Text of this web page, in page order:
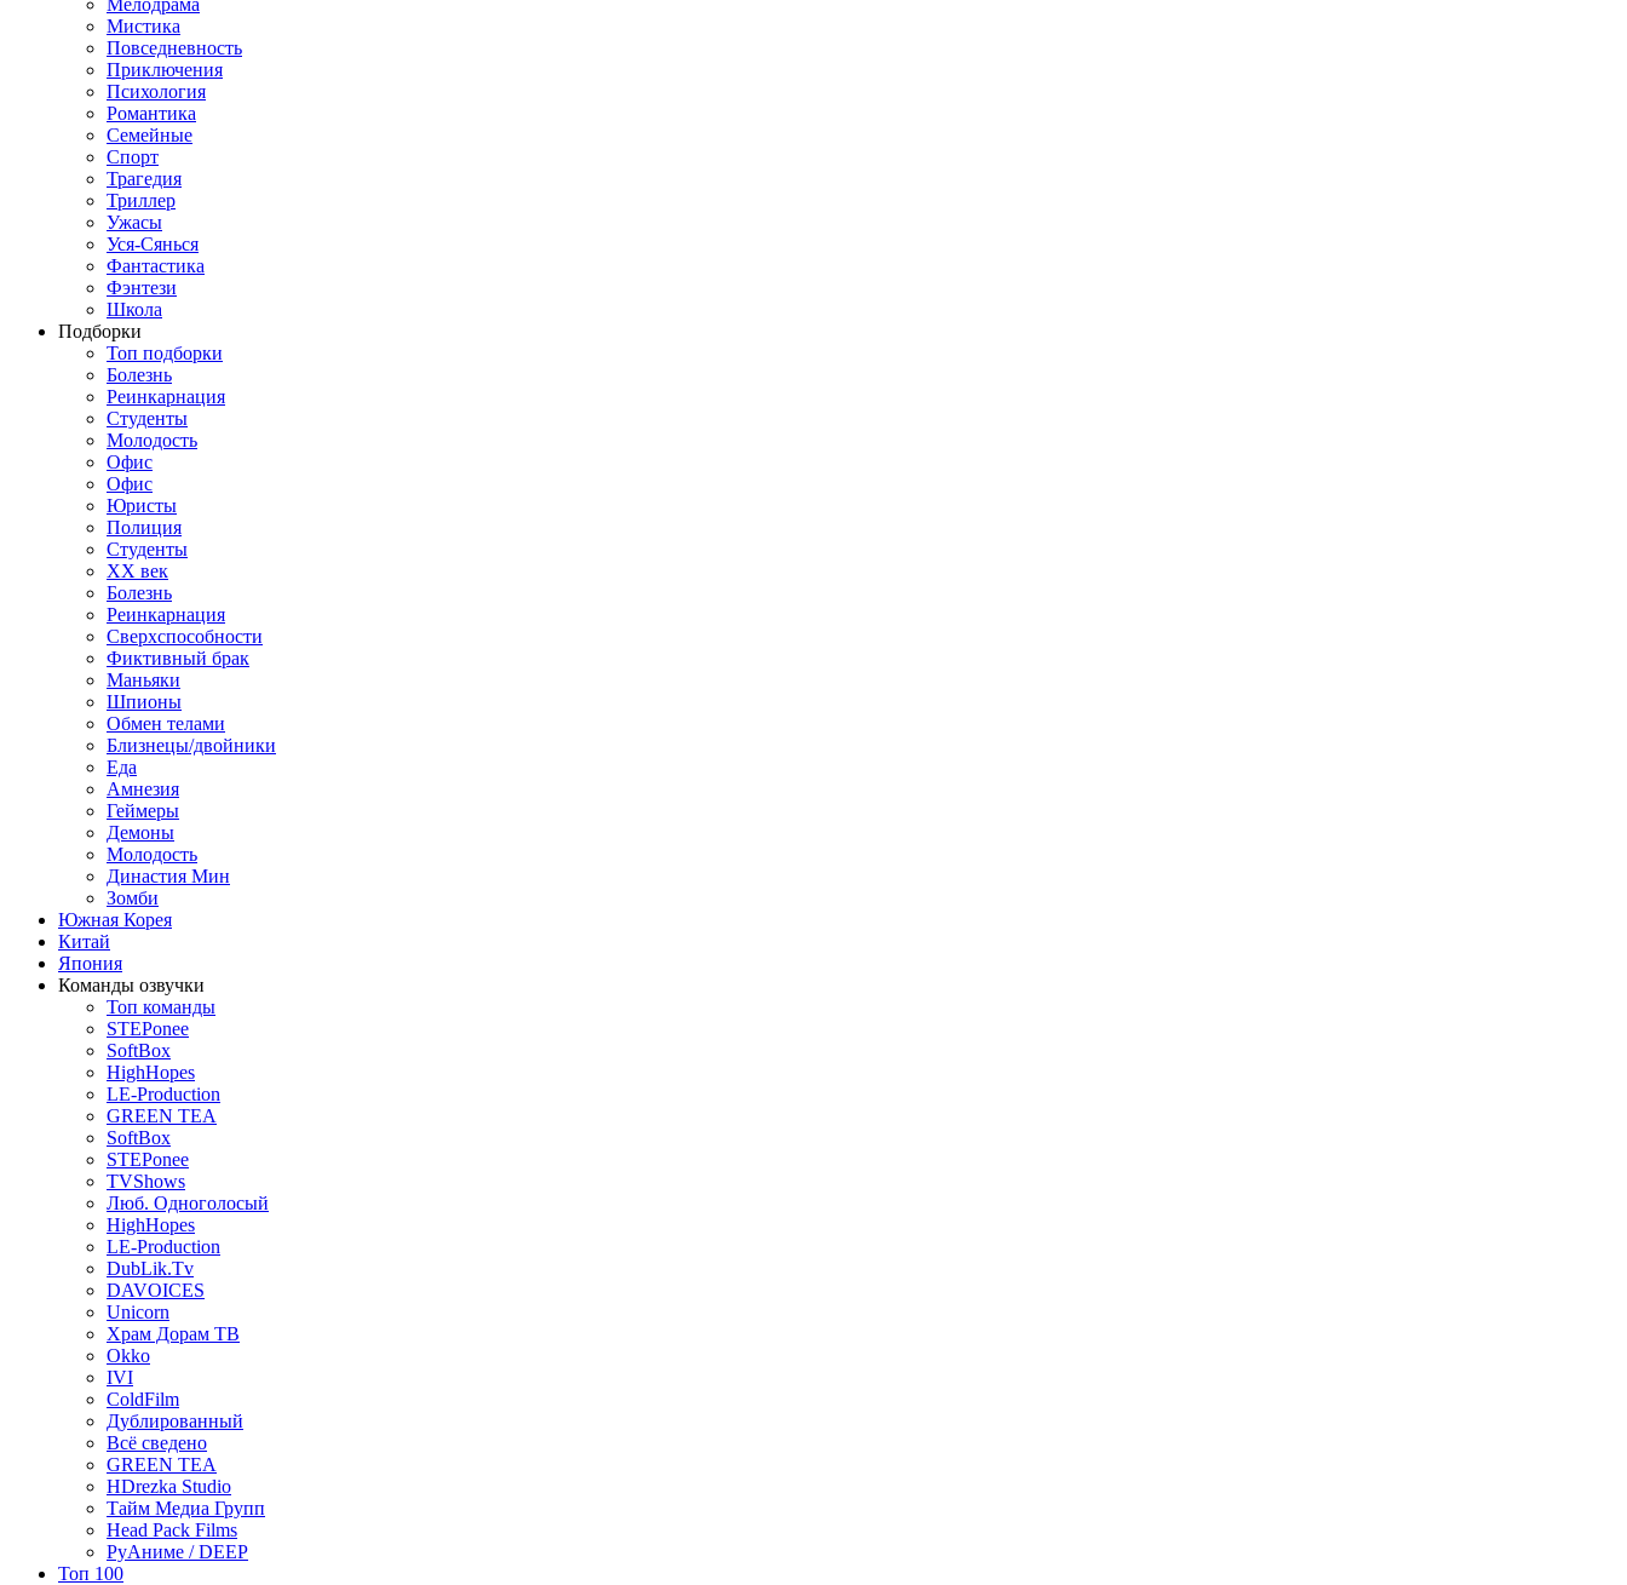
Мелодрама
Мистика
Повседневность
Приключения
Психология
Романтика
Семейные
Спорт
Трагедия
Триллер
Ужасы
Уся-Сянься
Фантастика
Фэнтези
Школа
Подборки
Топ подборки
Болезнь
Реинкарнация
Студенты
Молодость
Офис
Офис
Юристы
Полиция
Студенты
ХХ век
Болезнь
Реинкарнация
Сверхспособности
Фиктивный брак
Маньяки
Шпионы
Обмен телами
Близнецы/двойники
Еда
Амнезия
Геймеры
Демоны
Молодость
Династия Мин
Зомби
Южная Корея
Китай
Япония
Команды озвучки
Топ команды
STEPonee
SoftBox
HighHopes
LE-Production
GREEN TEA
SoftBox
STEPonee
TVShows
Люб. Одноголосый
HighHopes
LE-Production
DubLik.Tv
DAVOICES
Unicorn
Храм Дорам ТВ
Okko
IVI
ColdFilm
Дублированный
Всё сведено
GREEN TEA
HDrezka Studio
Тайм Медиа Групп
Head Pack Films
РуАниме / DEEP
Топ 100